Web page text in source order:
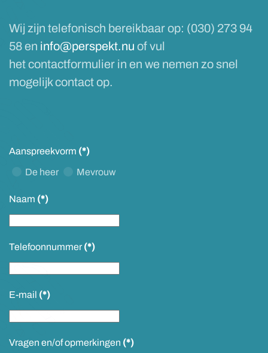
Wij zijn telefonisch bereikbaar op: (030) 273 94
58 en info@perspekt.nu of vul
het contactformulier in en we nemen zo snel
mogelijk contact op.
Aanspreekvorm (*)
De heer Mevrouw
Naam (*)
Telefoonnummer (*)
E-mail (*)
Vragen en/of opmerkingen (*)